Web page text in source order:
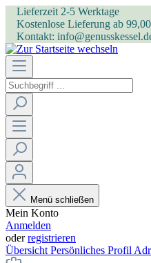
Lieferzeit 2-5 Werktage
Kostenlose Lieferung ab
Kontakt:
Menü schließen
Mein Konto
Anmelden
oderregistrieren
Übersicht Persönliches Profil